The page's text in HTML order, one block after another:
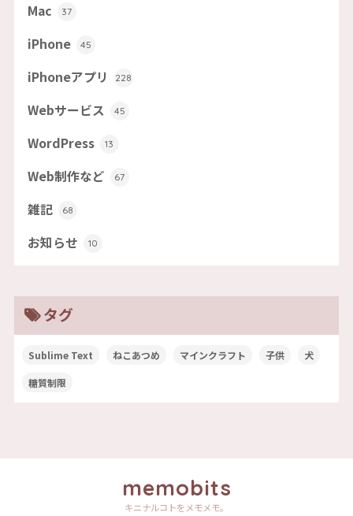
Mac 37
iPhone 45
iPhoneアプリ 228
Webサービス 45
WordPress 13
Web制作など 67
雑記 68
お知らせ 10
タグ
Sublime Text ねこあつめ マインクラフト 子供 犬
糖質制限
memobits
キニナルコトをメモメモ。